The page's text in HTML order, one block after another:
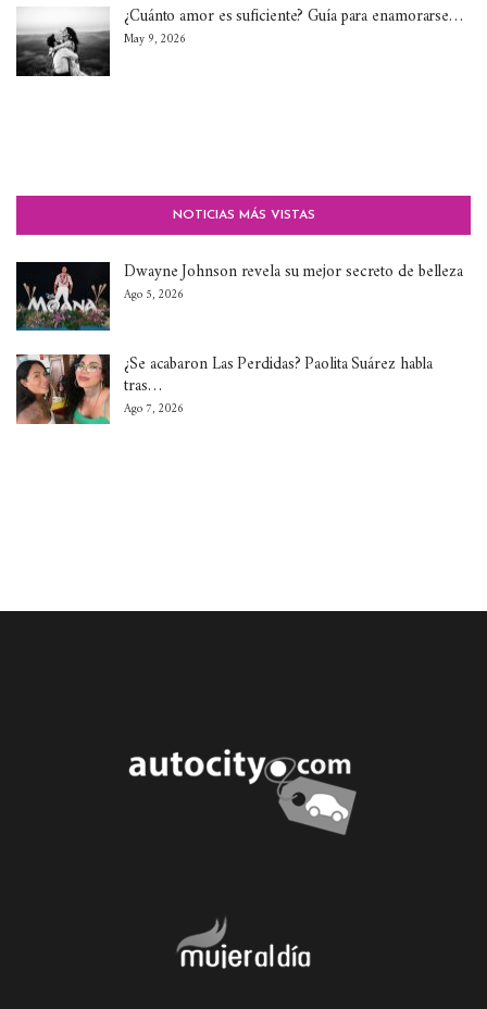
¿Cuánto amor es suficiente? Guía para enamorarse…
May 9, 2026
NOTICIAS MÁS VISTAS
Dwayne Johnson revela su mejor secreto de belleza
Ago 5, 2026
¿Se acabaron Las Perdidas? Paolita Suárez habla
tras…
Ago 7, 2026